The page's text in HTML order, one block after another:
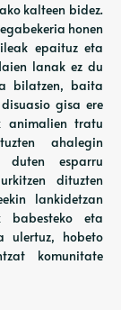
kalteen bidez.
honen
epaituz eta
lanak ez du
bilatzen, baita
gisa ere
animalien tratu
ahalegin
duten esparru
dituzten
lankidetzan
babesteko eta
ulertuz, hobeto
komunitate